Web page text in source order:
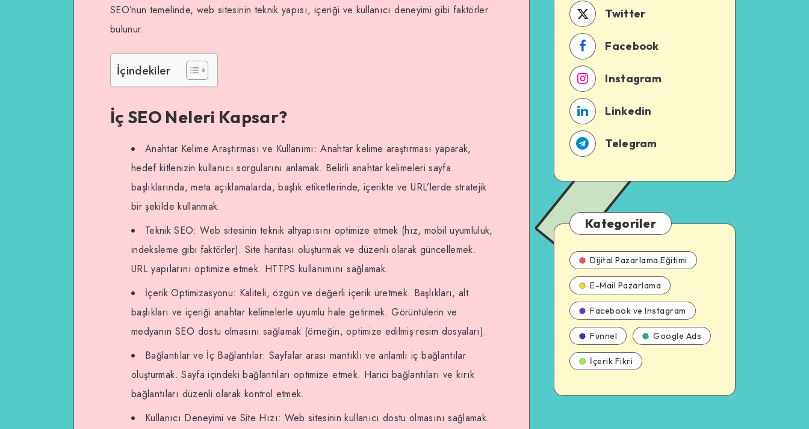
SEO’nun temelinde, web sitesinin teknik yapısı, içeriği ve kullanıcı deneyimi gibi faktörler
bulunur.
İçindekiler
İç SEO Neleri Kapsar?
Anahtar Kelime Araştırması ve Kullanımı: Anahtar kelime araştırması yaparak,
hedef kitlenizin kullanıcı sorgularını anlamak. Belirli anahtar kelimeleri sayfa
başlıklarında, meta açıklamalarda, başlık etiketlerinde, içerikte ve URL’lerde stratejik
bir şekilde kullanmak.
Teknik SEO: Web sitesinin teknik altyapısını optimize etmek (hız, mobil uyumluluk,
indeksleme gibi faktörler). Site haritası oluşturmak ve düzenli olarak güncellemek.
URL yapılarını optimize etmek. HTTPS kullanımını sağlamak.
İçerik Optimizasyonu: Kaliteli, özgün ve değerli içerik üretmek. Başlıkları, alt
başlıkları ve içeriği anahtar kelimelerle uyumlu hale getirmek. Görüntülerin ve
medyanın SEO dostu olmasını sağlamak (örneğin, optimize edilmiş resim dosyaları).
Bağlantılar ve İç Bağlantılar: Sayfalar arası mantıklı ve anlamlı iç bağlantılar
oluşturmak. Sayfa içindeki bağlantıları optimize etmek. Harici bağlantıları ve kırık
bağlantıları düzenli olarak kontrol etmek.
Kullanıcı Deneyimi ve Site Hızı: Web sitesinin kullanıcı dostu olmasını sağlamak.
Twitter
Facebook
Instagram
Linkedin
Telegram
Kategoriler
Dijital Pazarlama Eğitimi
E-Mail Pazarlama
Facebook ve Instagram
Funnel Google Ads
İçerik Fikri